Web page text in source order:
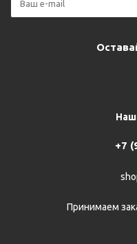
+7
Принимаем